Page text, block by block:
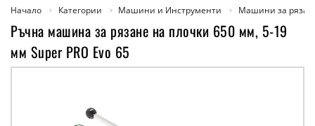
Начало Категории Машини и Инструменти Машини за
Ръчна машина за рязане на плочки 650 мм, 5-19
мм Super PRO Evo 65